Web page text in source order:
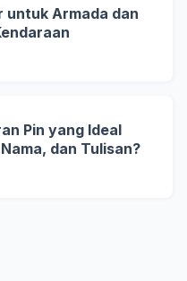
untuk Armada dan
Pin yang Ideal
dan Tulisan?